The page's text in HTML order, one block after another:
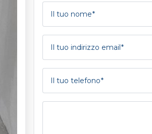
Il tuo nome
Il tuo indirizzo email
Il tuo telefono